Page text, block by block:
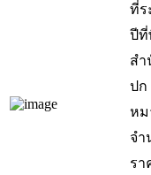
ที่ร
ปี
ส
ปก
หม
จำ
รา